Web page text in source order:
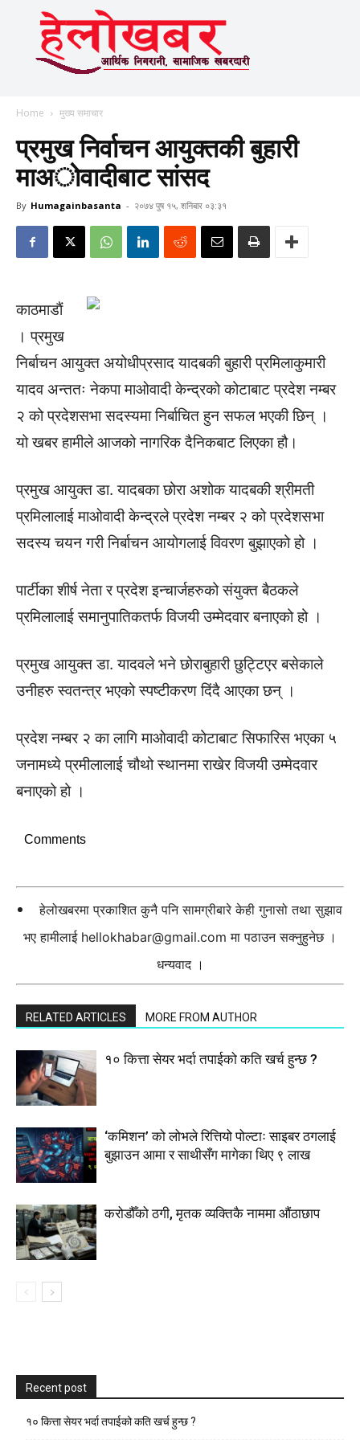
Home मुख्य समाचार
प्रमुख निर्वाचन आयुक्तकी बुहारी
माअाेवादीबाट सांसद
By Humagainbasanta - २०७४ पुष १५, शनिबार ०३:३१
काठमाडाैं
। प्रमुख
निर्बाचन आयुक्त अयोधीप्रसाद यादबकी बुहारी प्रमिलाकुमारी
यादव अन्ततः नेकपा माओवादी केन्द्रको कोटाबाट प्रदेश नम्बर
२ को प्रदेशसभा सदस्यमा निर्बाचित हुन सफल भएकी छिन् ।
यो खबर हामीले आजको नागरिक दैनिकबाट लिएका हौ।
प्रमुख आयुक्त डा. यादबका छोरा अशोक यादबकी श्रीमती
प्रमिलालाई माओवादी केन्द्रले प्रदेश नम्बर २ को प्रदेशसभा
सदस्य चयन गरी निर्बाचन आयोगलाई विवरण बुझाएको हो ।
पार्टीका शीर्ष नेता र प्रदेश इन्चार्जहरुको संयुक्त बैठकले
प्रमिलालाई समानुपातिकतर्फ विजयी उम्मेदवार बनाएको हो ।
प्रमुख आयुक्त डा. यादवले भने छोराबुहारी छुट्टिएर बसेकाले
उनीहरु स्वतन्त्र भएको स्पष्टीकरण दिंदै आएका छन् ।
प्रदेश नम्बर २ का लागि माओवादी कोटाबाट सिफारिस भएका ५
जनामध्ये प्रमीलालाई चौथो स्थानमा राखेर विजयी उम्मेदवार
बनाएको हो ।
Comments
हेलोखबरमा प्रकाशित कुनै पनि सामग्रीबारे केही गुनासो तथा सुझाव
भए हामीलाई hellokhabar@gmail.com मा पठाउन सक्नुहुनेछ ।
धन्यवाद ।
RELATED ARTICLES MORE FROM AUTHOR
१० कित्ता सेयर भर्दा तपाईको कति खर्च हुन्छ ?
‘कमिशन’ को लोभले रित्तियो पोल्टाः साइबर ठगलाई
बुझाउन आमा र साथीसँग मागेका थिए ९ लाख
करोडौँको ठगी, मृतक व्यक्तिकै नाममा औंठाछाप
Recent post
१० कित्ता सेयर भर्दा तपाईको कति खर्च हुन्छ ?